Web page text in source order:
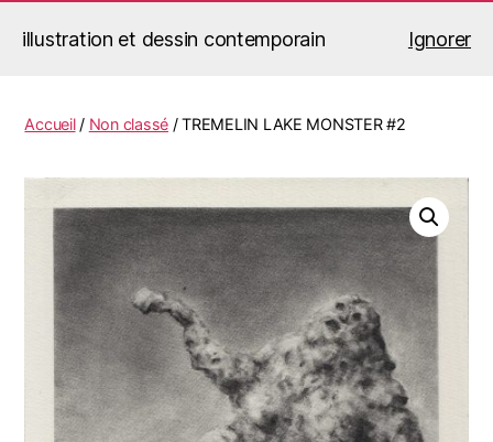
illustration et dessin contemporain Ignorer
Jérémy Le Corvaisier
Accueil/ Non classé / TREMELIN LAKE MONSTER #2